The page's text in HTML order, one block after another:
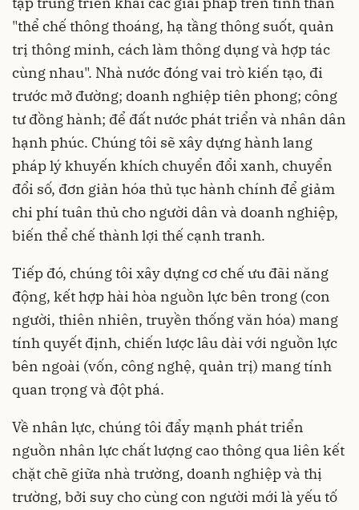
"thể chế thông thoáng, hạ tầng thông suốt, quản
trị thông minh, cách làm thông dụng và hợp tác
cùng nhau". Nhà nước đóng vai trò kiến tạo, đi
trước mở đường; doanh nghiệp tiên phong; công
tư đồng hành; để đất nước phát triển và nhân dân
hạnh phúc. Chúng tôi sẽ xây dựng hành lang
pháp lý khuyến khích chuyển đổi xanh, chuyển
đổi số, đơn giản hóa thủ tục hành chính để giảm
chi phí tuân thủ cho người dân và doanh nghiệp,
biến thể chế thành lợi thế cạnh tranh.
Tiếp đó, chúng tôi xây dựng cơ chế ưu đãi năng
động, kết hợp hài hòa nguồn lực bên trong (con
người, thiên nhiên, truyền thống văn hóa) mang
tính quyết định, chiến lược lâu dài với nguồn lực
bên ngoài (vốn, công nghệ, quản trị) mang tính
quan trọng và đột phá.
Về nhân lực, chúng tôi đẩy mạnh phát triển
nguồn nhân lực chất lượng cao thông qua liên kết
chặt chẽ giữa nhà trường, doanh nghiệp và thị
trường, bởi suy cho cùng con người mới là yếu tố